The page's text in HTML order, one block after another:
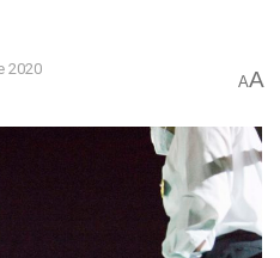
2020
AA